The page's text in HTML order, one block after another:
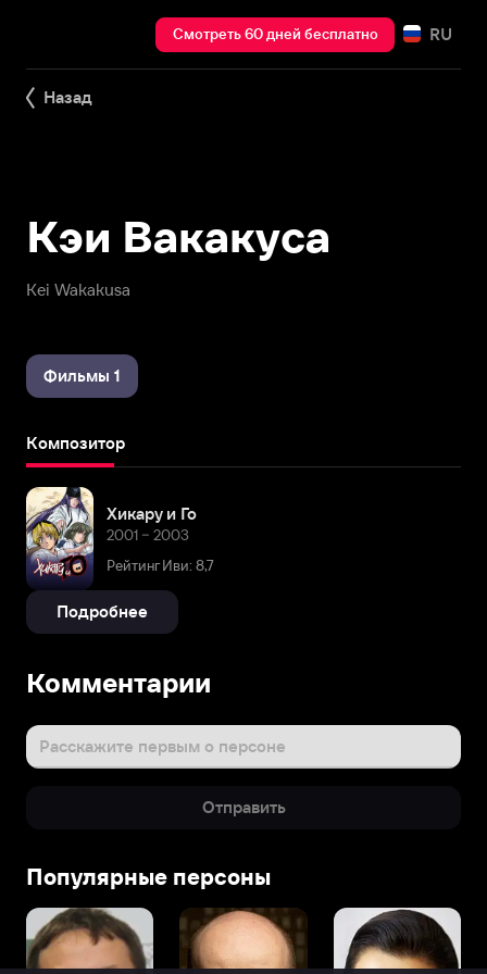
Смотреть 60 дней бесплатно RU
Назад
Kei Wakakusa
Кэи Вакакуса
Фильмы 1
Композитор
Хикару и Го
2001 – 2003
Рейтинг Иви: 8,7
Подробнее
Комментарии
Расскажите первым о персоне
Отправить
Популярные персоны